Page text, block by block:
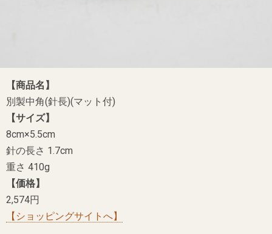
【商品名】
別製中角(針長)(マット付)
【サイズ】
8cm×5.5cm
針の長さ 1.7cm
重さ 410g
【価格】
2,574円
【ショッピングサイトへ】